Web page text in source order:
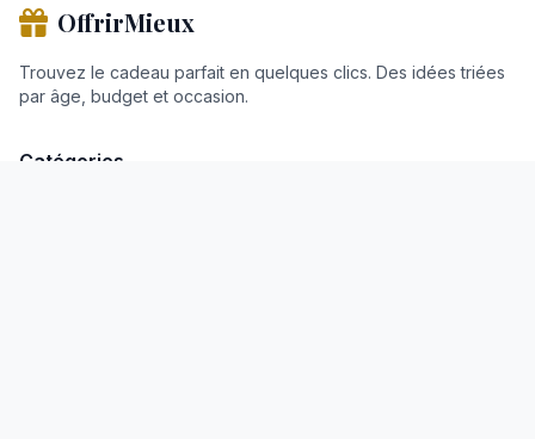
OffrirMieux
Trouvez le cadeau parfait en quelques clics. Des idées triées
par âge, budget et occasion.
Catégories